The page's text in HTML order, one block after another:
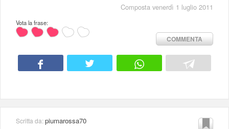
Composta venerdì 1 luglio 2011
Vota la frase:
COMMENTA
Scritta da:piumarossa70